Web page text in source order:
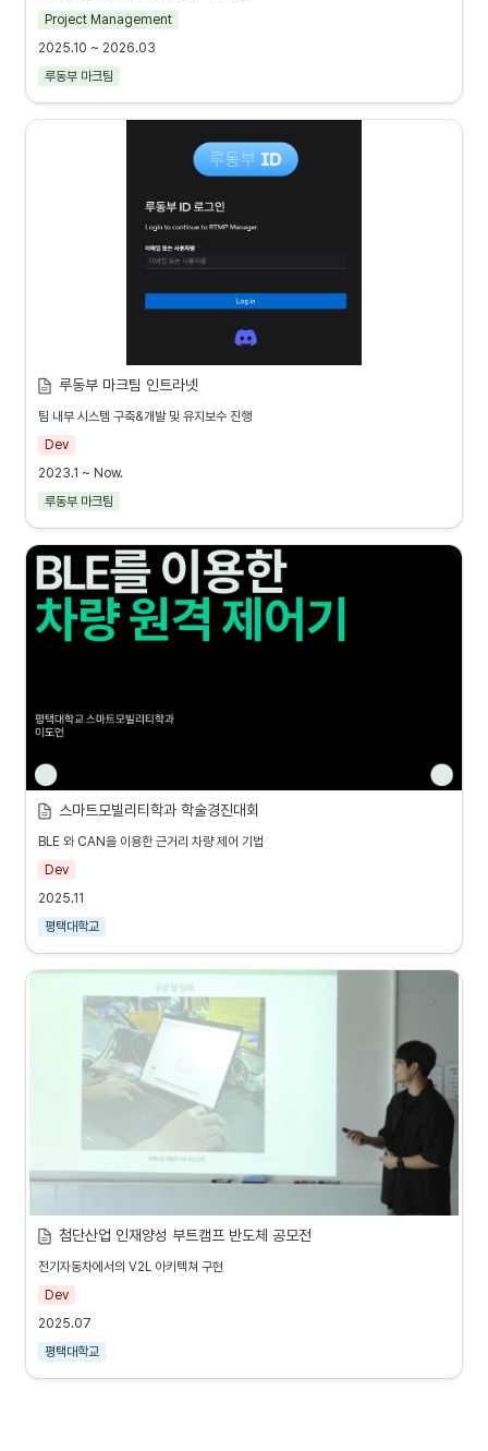
Project Management
2025.10 ~ 2026.03
루동부 마크팀
루동부 마크팀 인트라넷
팀 내부 시스템 구축&개발 및 유지보수 진행
Dev
2023.1 ~ Now.
루동부 마크팀
스마트모빌리티학과 학술경진대회
BLE 와 CAN을 이용한 근거리 차량 제어 기법
Dev
2025.11
평택대학교
첨단산업 인재양성 부트캠프 반도체 공모전
전기자동차에서의 V2L 아키텍쳐 구현
Dev
2025.07
평택대학교